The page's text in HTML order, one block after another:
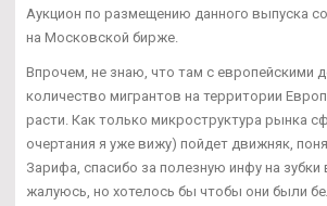
Аукцион по размещению данного выпуска
на Московской бирже.
Впрочем, не знаю, что там с европейскими
количество мигрантов на территории
расти. Как только микроструктура рынка
очертания я уже вижу) пойдет движняк,
Зарифа, спасибо за полезную инфу на зубки
жалуюсь, но хотелось бы чтобы они были